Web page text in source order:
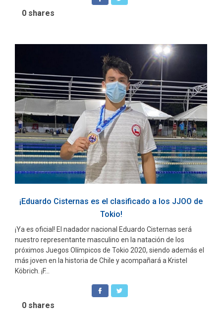
0 shares
¡Eduardo Cisternas es el clasificado a los JJOO de
Tokio!
¡Ya es oficial! El nadador nacional Eduardo Cisternas será
nuestro representante masculino en la natación de los
próximos Juegos Olímpicos de Tokio 2020, siendo además el
más joven en la historia de Chile y acompañará a Kristel
Köbrich. ¡F...
0 shares